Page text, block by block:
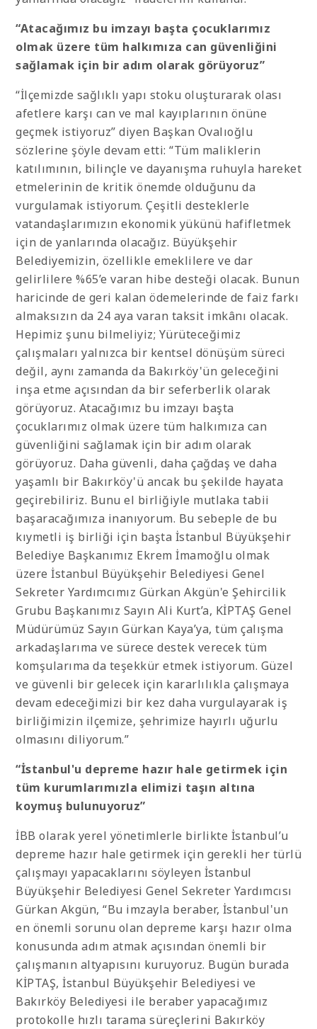
“Atacağımız bu imzayı başta çocuklarımız
olmak üzere tüm halkımıza can güvenliğini
sağlamak için bir adım olarak görüyoruz”
“İlçemizde sağlıklı yapı stoku oluşturarak olası
afetlere karşı can ve mal kayıplarının önüne
geçmek istiyoruz” diyen Başkan Ovalıoğlu
sözlerine şöyle devam etti: “Tüm maliklerin
katılımının, bilinçle ve dayanışma ruhuyla hareket
etmelerinin de kritik önemde olduğunu da
vurgulamak istiyorum. Çeşitli desteklerle
vatandaşlarımızın ekonomik yükünü hafifletmek
için de yanlarında olacağız. Büyükşehir
Belediyemizin, özellikle emeklilere ve dar
gelirlilere %65’e varan hibe desteği olacak. Bunun
haricinde de geri kalan ödemelerinde de faiz farkı
almaksızın da 24 aya varan taksit imkânı olacak.
Hepimiz şunu bilmeliyiz; Yürüteceğimiz
çalışmaları yalnızca bir kentsel dönüşüm süreci
değil, aynı zamanda da Bakırköy'ün geleceğini
inşa etme açısından da bir seferberlik olarak
görüyoruz. Atacağımız bu imzayı başta
çocuklarımız olmak üzere tüm halkımıza can
güvenliğini sağlamak için bir adım olarak
görüyoruz. Daha güvenli, daha çağdaş ve daha
yaşamlı bir Bakırköy'ü ancak bu şekilde hayata
geçirebiliriz. Bunu el birliğiyle mutlaka tabii
başaracağımıza inanıyorum. Bu sebeple de bu
kıymetli iş birliği için başta İstanbul Büyükşehir
Belediye Başkanımız Ekrem İmamoğlu olmak
üzere İstanbul Büyükşehir Belediyesi Genel
Sekreter Yardımcımız Gürkan Akgün'e Şehircilik
Grubu Başkanımız Sayın Ali Kurt’a, KİPTAŞ Genel
Müdürümüz Sayın Gürkan Kaya’ya, tüm çalışma
arkadaşlarıma ve sürece destek verecek tüm
komşularıma da teşekkür etmek istiyorum. Güzel
ve güvenli bir gelecek için kararlılıkla çalışmaya
devam edeceğimizi bir kez daha vurgulayarak iş
birliğimizin ilçemize, şehrimize hayırlı uğurlu
olmasını diliyorum.”
“İstanbul'u depreme hazır hale getirmek için
tüm kurumlarımızla elimizi taşın altına
koymuş bulunuyoruz”
İBB olarak yerel yönetimlerle birlikte İstanbul’u
depreme hazır hale getirmek için gerekli her türlü
çalışmayı yapacaklarını söyleyen İstanbul
Büyükşehir Belediyesi Genel Sekreter Yardımcısı
Gürkan Akgün, “Bu imzayla beraber, İstanbul'un
en önemli sorunu olan depreme karşı hazır olma
konusunda adım atmak açısından önemli bir
çalışmanın altyapısını kuruyoruz. Bugün burada
KİPTAŞ, İstanbul Büyükşehir Belediyesi ve
Bakırköy Belediyesi ile beraber yapacağımız
protokolle hızlı tarama süreçlerini Bakırköy